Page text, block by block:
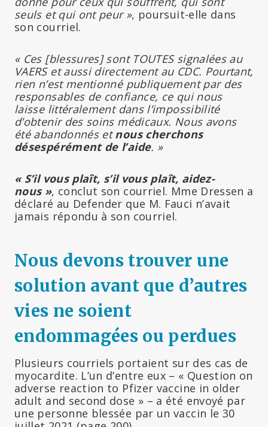
seuls et qui ont peur », poursuit-elle dans
son courriel.
« Ces [blessures] sont TOUTES signalées au
VAERS et aussi directement au CDC. Pourtant,
rien n’est mentionné publiquement par des
responsables de confiance, ce qui nous
laisse littéralement dans l’impossibilité
d’obtenir des soins médicaux. Nous avons
été abandonnés etnous cherchons
désespérément de l’aide. »
« S’il vous plaît, s’il vous plaît, aidez-
nous », conclut son courriel. Mme Dressen a
déclaré au Defender que M. Fauci n’avait
jamais répondu à son courriel.
Nous devons trouver une
solution avant que d’autres
vies ne soient
endommagées ou perdues
Plusieurs courriels portaient sur des cas de
myocardite. L’un d’entre eux – « Question on
adverse reaction to Pfizer vaccine in older
adult and second dose » – a été envoyé par
une personne blessée par un vaccin le 30